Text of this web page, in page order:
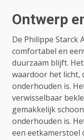
Ontwerp
De Philippe Starck
comfortabel en
duurzaam blijft.
waardoor het licht,
onderhouden is.
verwisselbaar
gemakkelijk
onderhouden is.
een eetkamerstoel